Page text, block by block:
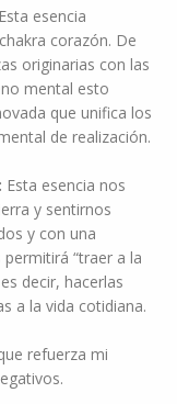
Esta esencia
corazón. De
originarias con las
mental esto
que unifica los
de realización.
Esta esencia nos
y sentirnos
y con una
“traer a la
decir, hacerlas
a la vida cotidiana.
refuerza mi